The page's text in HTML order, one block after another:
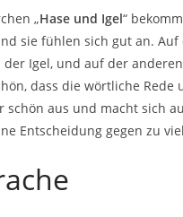
„Hase und Igel“
sie fühlen sich gut an.
Igel, und auf der
dass die wörtliche
schön aus und macht sich
Entscheidung gegen zu